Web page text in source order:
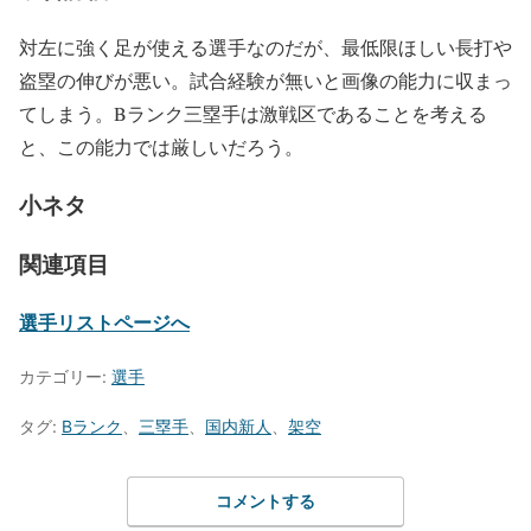
対左に強く足が使える選手なのだが、最低限ほしい長打や
盗塁の伸びが悪い。試合経験が無いと画像の能力に収まっ
てしまう。Bランク三塁手は激戦区であることを考える
と、この能力では厳しいだろう。
小ネタ
関連項目
選手リストページへ
カテゴリー: 選手
タグ: Bランク 三塁手 国内新人 架空
コメントする